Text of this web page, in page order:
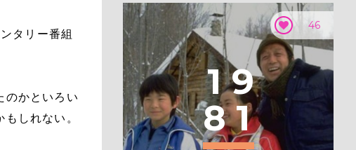
タリー番組
のかといろい
しれない。
46
1 9
8 1